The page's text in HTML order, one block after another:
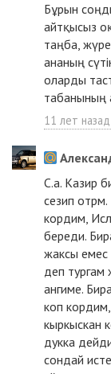
Бұрын
айтқысыз
таңба,
ананың
оларды
табанының
11 лет назад
С.а. Казир
сезип
кордим,
береди.
жаксы
деп тургам
ангиме.
коп
кыркыскан
дукка
сондай